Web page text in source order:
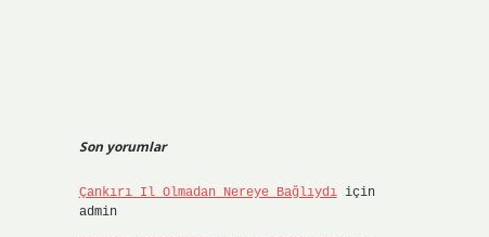
Son yorumlar
Çankırı Il Olmadan Nereye Bağlıydıiçin
admin